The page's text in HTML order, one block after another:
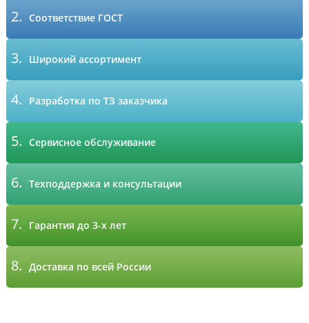
2. Соответствие ГОСТ
3. Широкий ассортимент
4. Разработка по ТЗ заказчика
5. Сервисное обслуживание
6. Техподдержка и консультации
7. Гарантия до 3-х лет
8. Доставка по всей России